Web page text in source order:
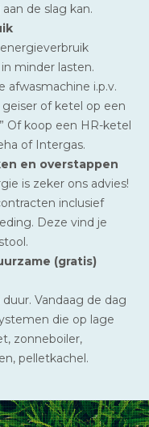
de slag kan.
minder lasten.
afwasmachine i.p.v.
geiser of ketel op een
Of koop een HR-ketel
of Intergas.
en overstappen
is zeker ons advies!
inclusief
Deze vind je
(gratis)
Vandaag de dag
die op lage
zonneboiler,
pelletkachel.